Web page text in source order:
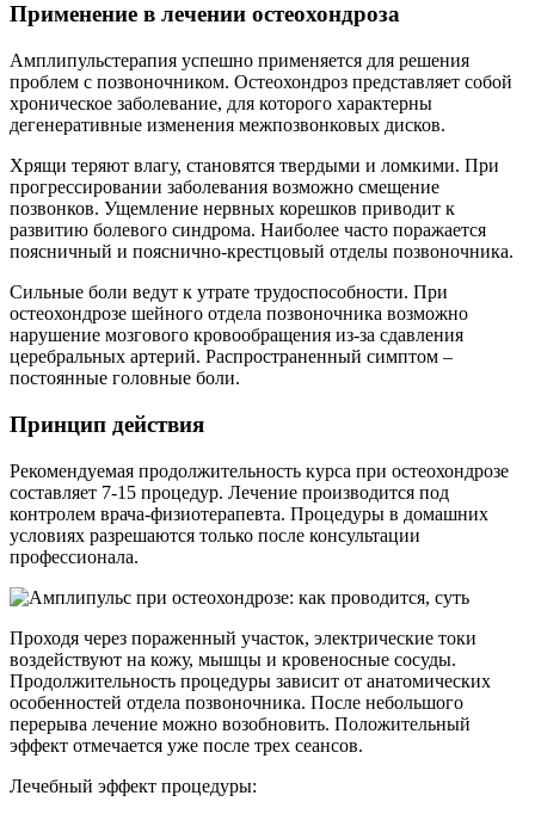
Применение в лечении остеохондроза
Амплипульстерапия успешно применяется для решения
проблем с позвоночником. Остеохондроз представляет собой
хроническое заболевание, для которого характерны
дегенеративные изменения межпозвонковых дисков.
Хрящи теряют влагу, становятся твердыми и ломкими. При
прогрессировании заболевания возможно смещение
позвонков. Ущемление нервных корешков приводит к
развитию болевого синдрома. Наиболее часто поражается
поясничный и пояснично-крестцовый отделы позвоночника.
Сильные боли ведут к утрате трудоспособности. При
остеохондрозе шейного отдела позвоночника возможно
нарушение мозгового кровообращения из-за сдавления
церебральных артерий. Распространенный симптом –
постоянные головные боли.
Принцип действия
Рекомендуемая продолжительность курса при остеохондрозе
составляет 7-15 процедур. Лечение производится под
контролем врача-физиотерапевта. Процедуры в домашних
условиях разрешаются только после консультации
профессионала.
Проходя через пораженный участок, электрические токи
воздействуют на кожу, мышцы и кровеносные сосуды.
Продолжительность процедуры зависит от анатомических
особенностей отдела позвоночника. После небольшого
перерыва лечение можно возобновить. Положительный
эффект отмечается уже после трех сеансов.
Лечебный эффект процедуры: